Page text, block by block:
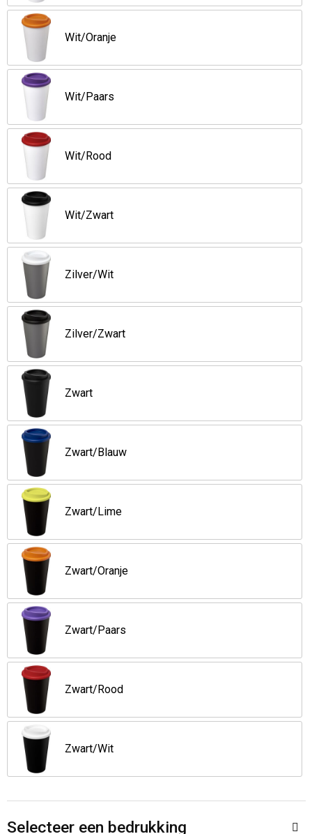
Wit/Oranje
Wit/Paars
Wit/Rood
Wit/Zwart
Zilver/Wit
Zilver/Zwart
Zwart
Zwart/Blauw
Zwart/Lime
Zwart/Oranje
Zwart/Paars
Zwart/Rood
Zwart/Wit
Selecteer een bedrukking